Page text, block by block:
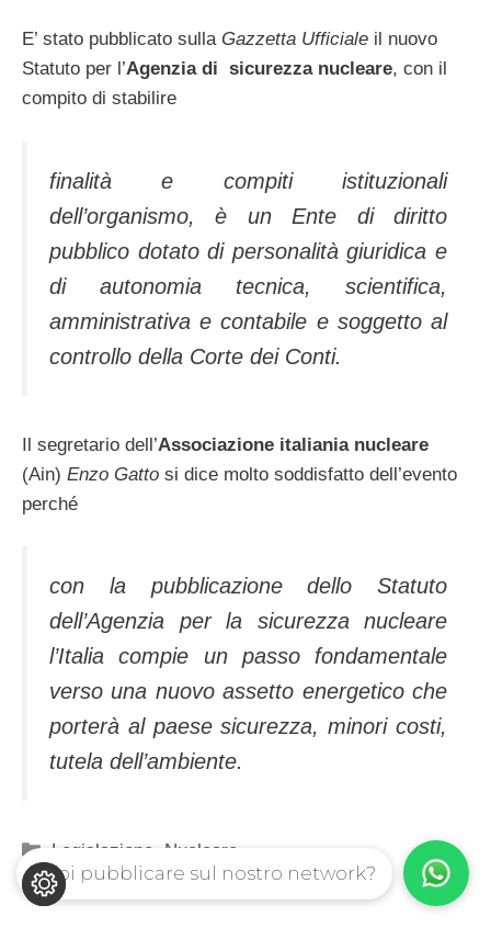
E’ stato pubblicato sulla Gazzetta Ufficiale il nuovo
Statuto per l’Agenzia di sicurezza nucleare, con il
compito di stabilire
finalità e compiti istituzionali
dell’organismo, è un Ente di diritto
pubblico dotato di personalità giuridica e
di autonomia tecnica, scientifica,
amministrativa e contabile e soggetto al
controllo della Corte dei Conti.
Il segretario dell’Associazione italiania nucleare
(Ain) Enzo Gatto si dice molto soddisfatto dell’evento
perché
con la pubblicazione dello Statuto
dell’Agenzia per la sicurezza nucleare
l’Italia compie un passo fondamentale
verso una nuovo assetto energetico che
porterà al paese sicurezza, minori costi,
tutela dell’ambiente.
Categorie
Legislazione Nucleare
Vuoi pubblicare sul nostro network?